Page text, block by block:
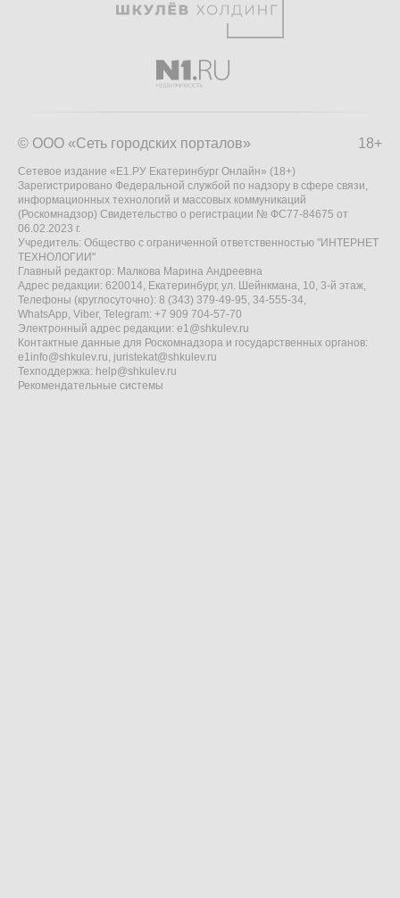
18+
© ООО «Сеть городских порталов»
Сетевое издание «Е1.РУ Екатеринбург Онлайн» (18+)
Зарегистрировано Федеральной службой по надзору в сфере связи,
информационных технологий и массовых коммуникаций
(Роскомнадзор) Свидетельство о регистрации № ФС77-84675 от
06.02.2023 г.
Учредитель: Общество с ограниченной ответственностью "ИНТЕРНЕТ
ТЕХНОЛОГИИ"
Главный редактор: Малкова Марина Андреевна
Адрес редакции: 620014, Екатеринбург, ул. Шейнкмана, 10, 3-й этаж,
Телефоны (круглосуточно): 8 (343) 379-49-95, 34-555-34,
WhatsApp, Viber, Telegram: +7 909 704-57-70
Электронный адрес редакции: e1@shkulev.ru
Контактные данные для Роскомнадзора и государственных органов:
e1info@shkulev.ru, juristekat@shkulev.ru
Техподдержка: help@shkulev.ru
Рекомендательные системы